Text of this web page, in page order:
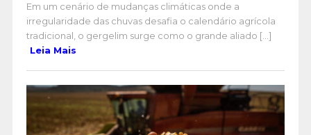
Em um cenário de mudanças climáticas onde a
irregularidade das chuvas desafia o calendário agrícola
tradicional, o gergelim surge como o grande aliado [...]
Leia Mais